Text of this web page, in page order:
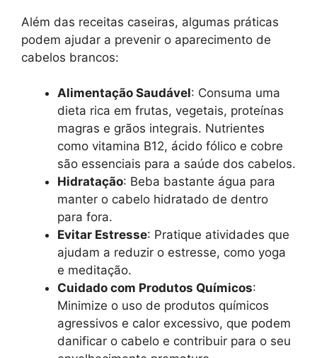
Além das receitas caseiras, algumas práticas
podem ajudar a prevenir o aparecimento de
cabelos brancos:
Alimentação Saudável: Consuma uma
dieta rica em frutas, vegetais, proteínas
magras e grãos integrais. Nutrientes
como vitamina B12, ácido fólico e cobre
são essenciais para a saúde dos cabelos.
Hidratação: Beba bastante água para
manter o cabelo hidratado de dentro
para fora.
Evitar Estresse: Pratique atividades que
ajudam a reduzir o estresse, como yoga
e meditação.
Cuidado com Produtos Químicos:
Minimize o uso de produtos químicos
agressivos e calor excessivo, que podem
danificar o cabelo e contribuir para o seu